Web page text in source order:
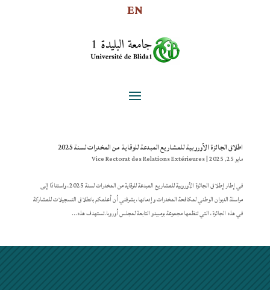
EN
اطلاق الجائزة الأوروبية للمشاريع المبدعة للوقاية من المخدرات لسنة 2025
مايو 25, 2025 |
Vice Rectorat des Relations Extérieures
في إطار إطلاق الجائزة الأوروبية للمشاريع المبدعة للوقاية من المخدرات لسنة 2025، واستنادًا إلى
مراسلة الديوان الوطني لمكافحة المخدرات وإدمانها، يشرفني أن أعلمكم بانطلاق التسجيلات للمشاركة
في هذه الجائزة، التي تنظمها مجموعة بومبيدو التابعة لمجلس أوروبا.تستهدف هذه...